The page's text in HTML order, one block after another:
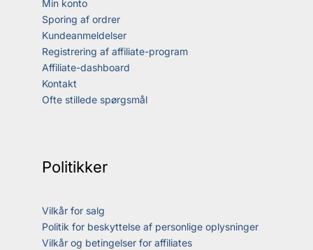
Min konto
Sporing af ordrer
Kundeanmeldelser
Registrering af affiliate-program
Affiliate-dashboard
Kontakt
Ofte stillede spørgsmål
Politikker
Vilkår for salg
Politik for beskyttelse af personlige oplysninger
Vilkår og betingelser for affiliates